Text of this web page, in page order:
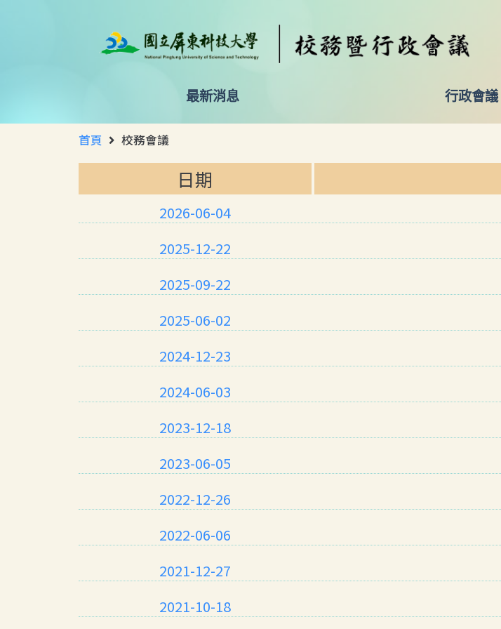
最新消息 行政會議
首頁 校務會議
日期
2026-06-04
2025-12-22
2025-09-22
2025-06-02
2024-12-23
2024-06-03
2023-12-18
2023-06-05
2022-12-26
2022-06-06
2021-12-27
2021-10-18